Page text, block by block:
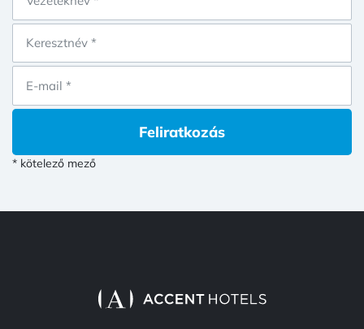
Feliratkozás
* kötelező mező